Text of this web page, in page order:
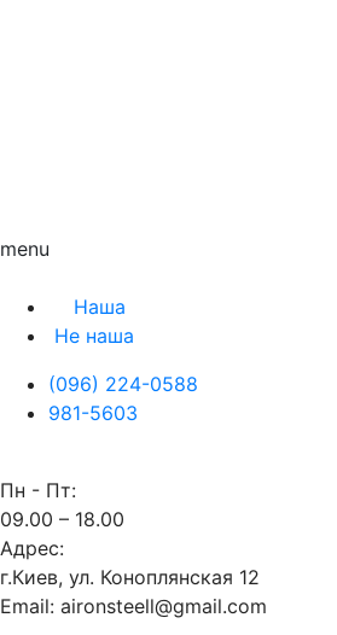
menu
Наша
Не наша
(096) 224-0588
981-5603
Пн - Пт:
09.00 – 18.00
Адрес:
г.Киев, ул. Коноплянская 12
Email: aironsteell@gmail.com